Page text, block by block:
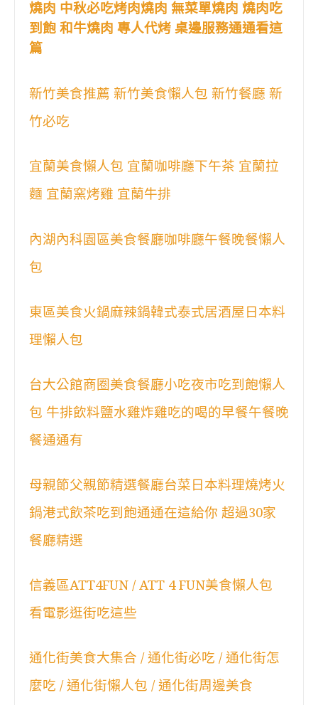
燒肉 中秋必吃烤肉燒肉 無菜單燒肉 燒肉吃
到飽 和牛燒肉 專人代烤 桌邊服務通通看這
篇
新竹美食推薦 新竹美食懶人包 新竹餐廳 新
竹必吃
宜蘭美食懶人包 宜蘭咖啡廳下午茶 宜蘭拉
麵 宜蘭窯烤雞 宜蘭牛排
內湖內科園區美食餐廳咖啡廳午餐晚餐懶人
包
東區美食火鍋麻辣鍋韓式泰式居酒屋日本料
理懶人包
台大公館商圈美食餐廳小吃夜市吃到飽懶人
包 牛排飲料鹽水雞炸雞吃的喝的早餐午餐晚
餐通通有
母親節父親節精選餐廳台菜日本料理燒烤火
鍋港式飲茶吃到飽通通在這給你 超過30家
餐廳精選
信義區ATT4FUN / ATT 4 FUN美食懶人包
看電影逛街吃這些
通化街美食大集合 / 通化街必吃 / 通化街怎
麼吃 / 通化街懶人包 / 通化街周邊美食